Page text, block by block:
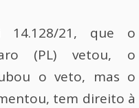
21, que o
(PL) vetou, o
o veto, mas o
tem direito à